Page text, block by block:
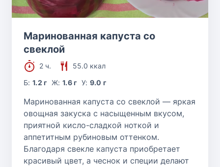
Маринованная капуста со
свеклой
2 ч.
55.0 ккал
Б:1.2 г Ж: 1.6 г У: 9.0 г
Маринованная капуста со свеклой — яркая
овощная закуска с насыщенным вкусом,
приятной кисло-сладкой ноткой и
аппетитным рубиновым оттенком.
Благодаря свекле капуста приобретает
красивый цвет, а чеснок и специи делают